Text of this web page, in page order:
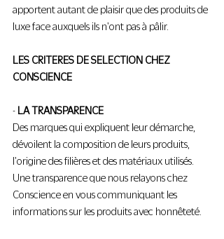
apportent autant de plaisir que des produits de
luxe face auxquels ils n'ont pas à pâlir.
LES CRITERES DE SELECTION CHEZ
CONSCIENCE
- LA TRANSPARENCE
Des marques qui expliquent leur démarche,
dévoilent la composition de leurs produits,
l'origine des filières et des matériaux utilisés.
Une transparence que nous relayons chez
Conscience en vous communiquant les
informations sur les produits avec honnêteté.